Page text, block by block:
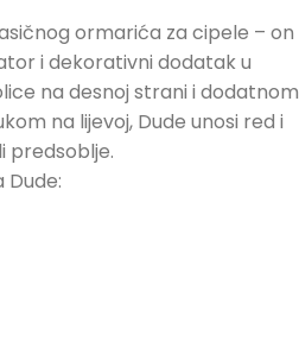
ormarića za cipele – on
i dekorativni dodatak u
na desnoj strani i dodatnom
na lijevoj, Dude unosi red i
predsoblje.